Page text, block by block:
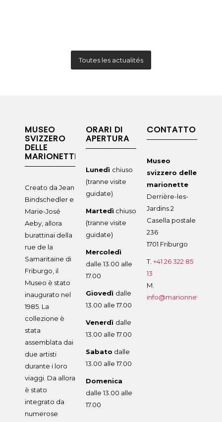
Toutes les actualités
MUSEO
SVIZZERO
DELLE
MARIONETTE
Creato da Jean
Bindschedler e
Marie-José
Aeby, allora
burattinai della
rue de la
Samaritaine di
Friburgo, il
Museo è stato
inaugurato nel
1985. La
collezione è
stata
assemblata dai
due artisti
durante i loro
viaggi. Da allora
è stato
integrato da
numerose
ORARI DI
APERTURA
Lunedì chiuso
(tranne visite
guidate)
Martedì chiuso
(tranne visite
guidate)
Mercoledì
dalle 13.00 alle
17.00
Giovedì dalle
13.00 alle 17.00
Venerdì dalle
13.00 alle 17.00
Sabato dalle
13.00 alle 17.00
Domenica
dalle 13.00 alle
17.00
CONTATTO
Museo
svizzero delle
marionette
Derrière-les-
Jardins 2
Casella postale
236
1701 Friburgo
T. +41 26 322 85
13
M.
info@marionnette.ch